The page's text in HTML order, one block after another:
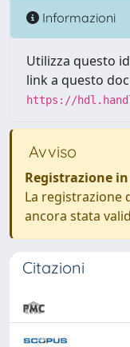
Informazioni
Utilizza questo
link a questo
https://
Avviso
Registrazione
La registrazione
ancora stata
Citazioni